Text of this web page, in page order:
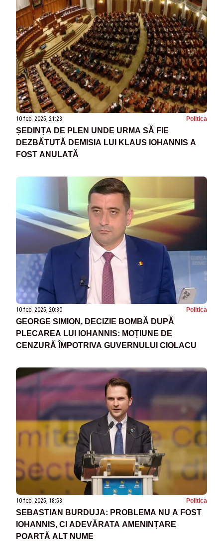
10 feb. 2025, 21:23 Politica
ȘEDINȚA DE PLEN UNDE URMA SĂ FIE
DEZBĂTUTĂ DEMISIA LUI KLAUS IOHANNIS A
FOST ANULATĂ
10 feb. 2025, 20:30 Politica
GEORGE SIMION, DECIZIE BOMBĂ DUPĂ
PLECAREA LUI IOHANNIS: MOȚIUNE DE
CENZURĂ ÎMPOTRIVA GUVERNULUI CIOLACU
10 feb. 2025, 18:53 Politica
SEBASTIAN BURDUJA: PROBLEMA NU A FOST
IOHANNIS, CI ADEVĂRATA AMENINȚARE
POARTĂ ALT NUME